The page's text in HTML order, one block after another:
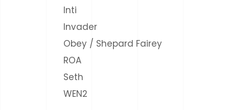
Inti
Invader
Obey / Shepard Fairey
ROA
Seth
WEN2